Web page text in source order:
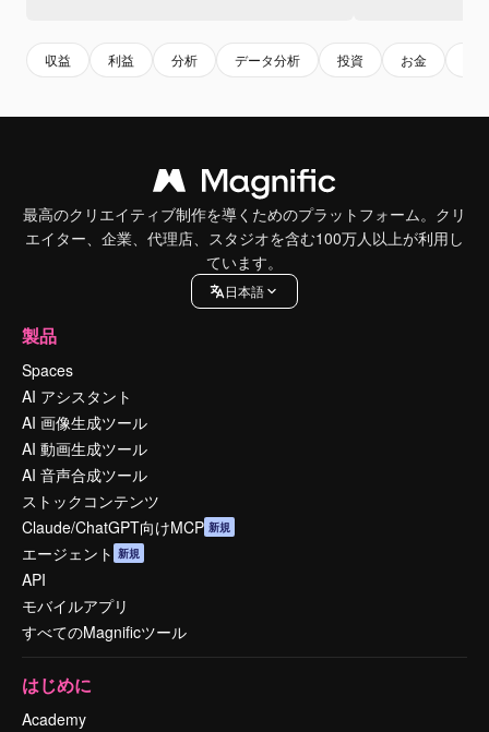
収益 利益 分析 データ分析 投資 お金
最高のクリエイティブ制作を導くためのプラットフォーム。クリ
エイター、企業、代理店、スタジオを含む100万人以上が利用し
ています。
日本語
製品
Spaces
AI アシスタント
AI 画像生成ツール
AI 動画生成ツール
AI 音声合成ツール
ストックコンテンツ
Claude/ChatGPT向けMCP 新規
エージェント 新規
API
モバイルアプリ
すべてのMagnificツール
はじめに
Academy